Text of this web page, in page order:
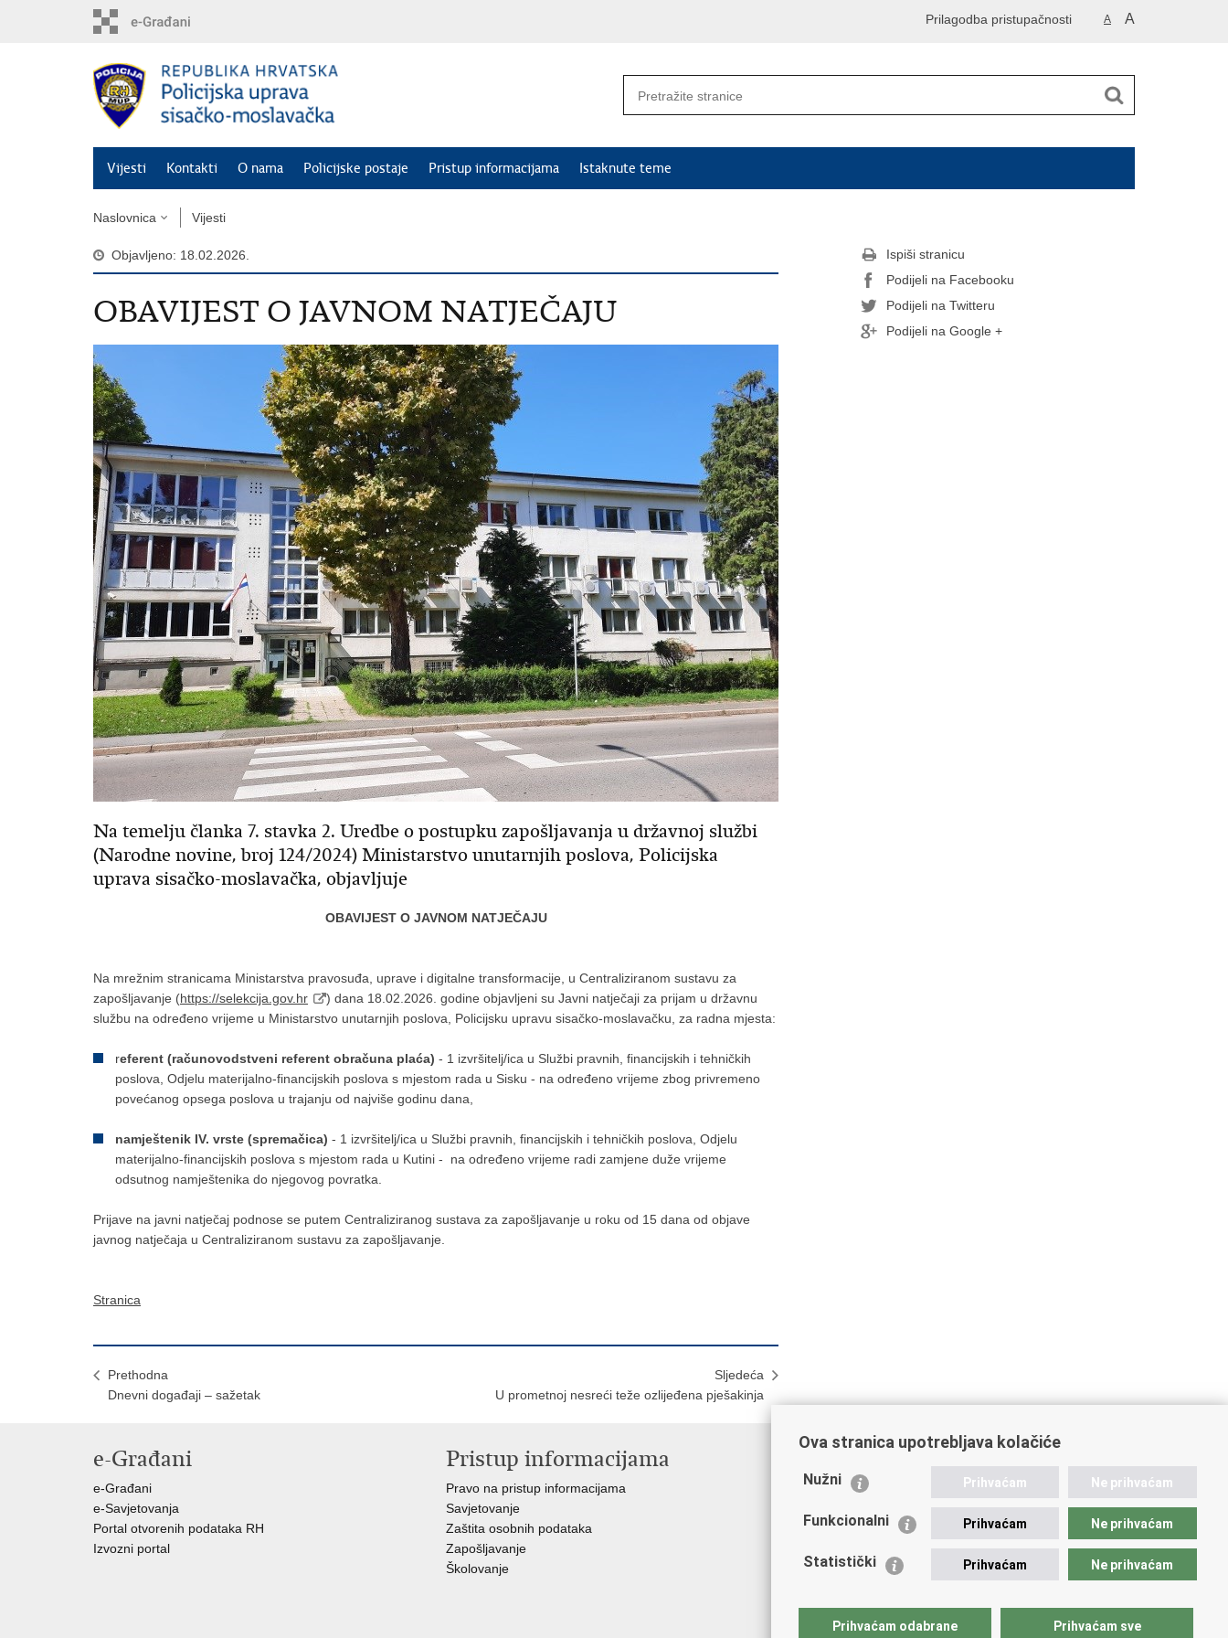
A A
Prilagodba pristupačnosti
Vijesti Kontakti O nama Policijske postaje Pristup informacijama Istaknute teme
Naslovnica Vijesti
Objavljeno: 18.02.2026.
OBAVIJEST O JAVNOM NATJEČAJU
Na temelju članka 7. stavka 2. Uredbe o postupku zapošljavanja u državnoj službi
(Narodne novine, broj 124/2024) Ministarstvo unutarnjih poslova, Policijska
uprava sisačko-moslavačka, objavljuje
OBAVIJEST O JAVNOM NATJEČAJU
Na mrežnim stranicama Ministarstva pravosuđa, uprave i digitalne transformacije, u Centraliziranom sustavu za
zapošljavanje (https://selekcija.gov.hr
) dana 18.02.2026. godine objavljeni su Javni natječaji za prijam u državnu
službu na određeno vrijeme u Ministarstvo unutarnjih poslova, Policijsku upravu sisačko-moslavačku, za radna mjesta:
referent (računovodstveni referent obračuna plaća) - 1 izvršitelj/ica u Službi pravnih, financijskih i tehničkih
poslova, Odjelu materijalno-financijskih poslova s mjestom rada u Sisku - na određeno vrijeme zbog privremeno
povećanog opsega poslova u trajanju od najviše godinu dana,
namještenik IV. vrste (spremačica) - 1 izvršitelj/ica u Službi pravnih, financijskih i tehničkih poslova, Odjelu
materijalno-financijskih poslova s mjestom rada u Kutini - na određeno vrijeme radi zamjene duže vrijeme
odsutnog namještenika do njegovog povratka.
Prijave na javni natječaj podnose se putem Centraliziranog sustava za zapošljavanje u roku od 15 dana od objave
javnog natječaja u Centraliziranom sustavu za zapošljavanje.
Stranica
Prethodna
​Dnevni događaji – sažetak
Sljedeća
U prometnoj nesreći teže ozlijeđena pješakinja
Ispiši stranicu
Podijeli na Facebooku
Podijeli na Twitteru
Podijeli na Google +
e-Građani
e-Građani
e-Savjetovanja
Portal otvorenih podataka RH
Izvozni portal
Pristup informacijama
Pravo na pristup informacijama
Savjetovanje
Zaštita osobnih podataka
Zapošljavanje
Školovanje
Važne poveznice
Ministarstvo unutarnjih poslova
Udruge
Policijska akademija
Zaklada policijske solidarnosti
Centar za forenzična ispitivanja, istraživanja i vještačenja
Ova stranica upotrebljava kolačiće
Nužni Prihvaćam Ne prihvaćam
Funkcionalni Prihvaćam Ne prihvaćam
Statistički Prihvaćam Ne prihvaćam
Prihvaćam odabrane Prihvaćam sve